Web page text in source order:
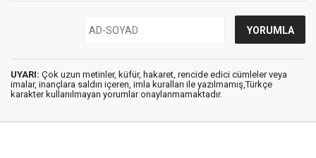
UYARI: Çok uzun metinler, küfür, hakaret, rencide edici cümleler veya
imalar, inançlara saldırı içeren, imla kuralları ile yazılmamış,Türkçe
karakter kullanılmayan yorumlar onaylanmamaktadır.